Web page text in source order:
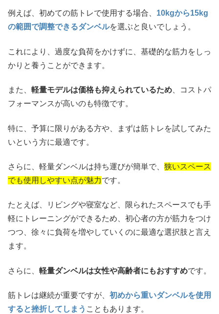
例えば、初めての筋トレで使用する場合、 10kgから15kg
の範囲で調整できるダンベルを選ぶと良いでしょう。
これにより、過度な負荷をかけずに、基礎的な筋力をしっ
かりと養うことができます。
また、 軽量モデルは価格も抑えられているため 、コストパ
フォーマンスが高いのも特徴です。
特に、予算に限りがある方や、まずは筋トレを試してみた
いという方に最適です。
さらに、軽量ダンベルは持ち運びが簡単で、 狭いスペース
でも使用しやすい点が魅力です。
たとえば、リビングや寝室など、限られたスペースでも手
軽にトレーニングができるため、初心者の方が筋力をつけ
つつ、徐々に負荷を増やしていくのに最適な選択肢と言え
ます。
さらに、 軽量ダンベルは女性や高齢者にもおすすめです。
筋トレは継続が重要ですが、 初めから重いダンベルを使用
すると挫折してしまう こともあります。